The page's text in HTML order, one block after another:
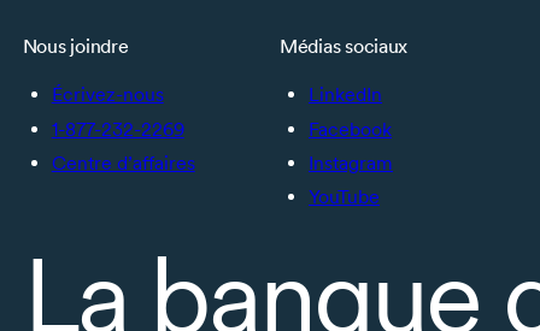
Nous joindre
Écrivez-nous
1-877-232-2269
Centre d’affaires
Médias sociaux
LinkedIn
Facebook
Instagram
YouTube
La banque